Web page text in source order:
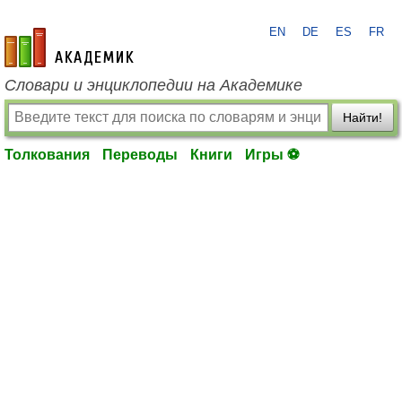
academic.ru
EN DE ES FR
Словари и энциклопедии на Академике
Найти!
Толкования Переводы Книги Игры ⚽